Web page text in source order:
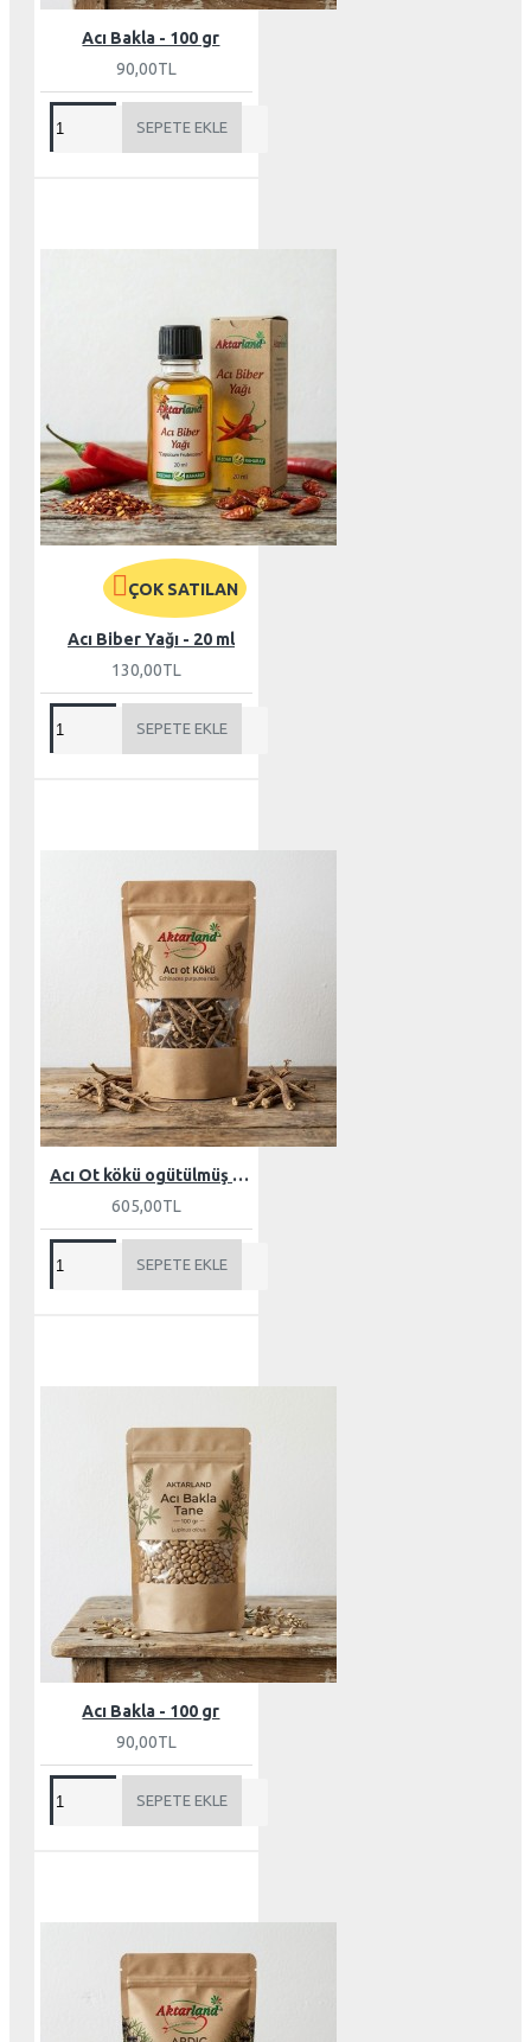
Acı Bakla - 100 gr
90,00TL
SEPETE EKLE
ÇOK SATILAN
Acı Biber Yağı - 20 ml
130,00TL
SEPETE EKLE
Acı Ot kökü ogütülmüş 100 gr
605,00TL
SEPETE EKLE
Acı Bakla - 100 gr
90,00TL
SEPETE EKLE